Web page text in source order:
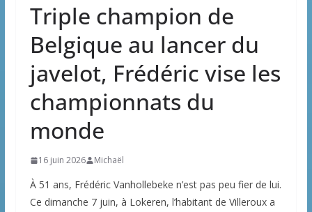
Triple champion de
Belgique au lancer du
javelot, Frédéric vise les
championnats du
monde
16 juin 2026 Michaël
À 51 ans, Frédéric Vanhollebeke n’est pas peu fier de lui.
Ce dimanche 7 juin, à Lokeren, l’habitant de Villeroux a